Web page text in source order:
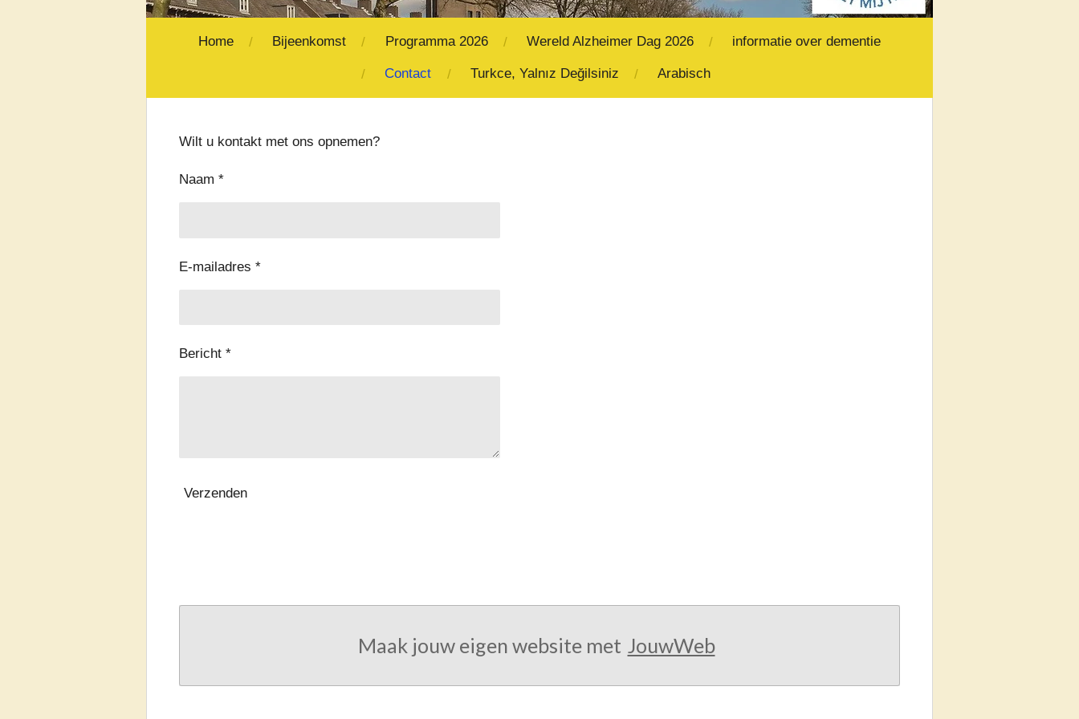
Home Bijeenkomst Programma 2026 Wereld Alzheimer Dag 2026 informatie over dementie
Contact Turkce, Yalnız Değilsiniz Arabisch
Wilt u kontakt met ons opnemen?
Naam *
E-mailadres *
Bericht *
Verzenden
Maak jouw eigen website met JouwWeb